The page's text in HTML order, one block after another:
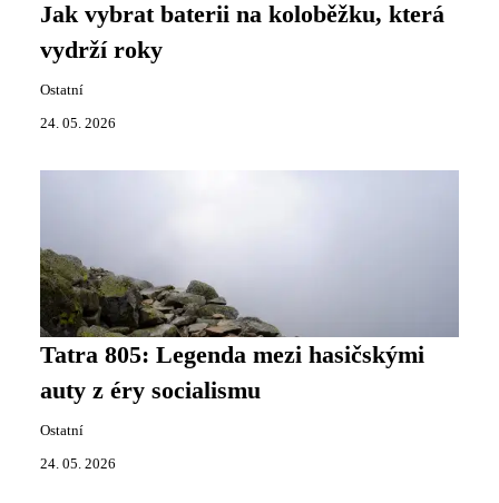
Jak vybrat baterii na koloběžku, která
vydrží roky
Ostatní
24. 05. 2026
Tatra 805: Legenda mezi hasičskými
auty z éry socialismu
Ostatní
24. 05. 2026